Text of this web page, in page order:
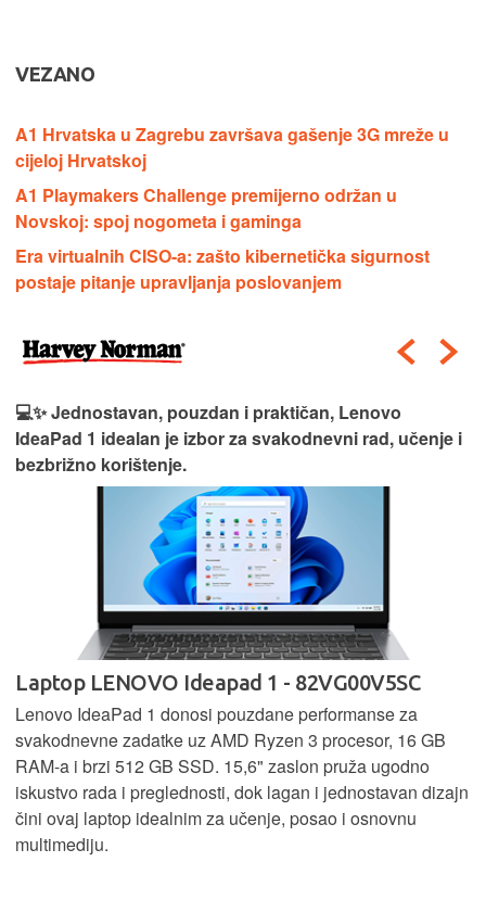
VEZANO
A1 Hrvatska u Zagrebu završava gašenje 3G mreže u
cijeloj Hrvatskoj
A1 Playmakers Challenge premijerno održan u
Novskoj: spoj nogometa i gaminga
Era virtualnih CISO-a: zašto kibernetička sigurnost
postaje pitanje upravljanja poslovanjem
💻✨ Jednostavan, pouzdan i praktičan, Lenovo
IdeaPad 1 idealan je izbor za svakodnevni rad, učenje i
bezbrižno korištenje.
Laptop LENOVO Ideapad 1 - 82VG00V5SC
Lenovo IdeaPad 1 donosi pouzdane performanse za
svakodnevne zadatke uz AMD Ryzen 3 procesor, 16 GB
RAM-a i brzi 512 GB SSD. 15,6" zaslon pruža ugodno
iskustvo rada i preglednosti, dok lagan i jednostavan dizajn
čini ovaj laptop idealnim za učenje, posao i osnovnu
multimediju.